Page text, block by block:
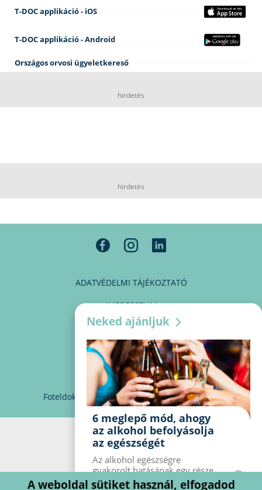
T-DOC applikáció - iOS
T-DOC applikáció - Android
Országos orvosi ügyeletkereső
hirdetés
hirdetés
ADATVÉDELMI TÁJÉKOZTATÓ
IMPRESSZUM
MÉDIAAJÁNLAT
PARTNEREINK
KAPCSOLAT
Foteldoki info@foteldoki.hu Süti beállítások
Neked ajánljuk
6 meglepő mód, ahogy
az alkohol befolyásolja
az egészségét
Az alkohol egészségre
gyakorolt ​​hatásának egy része
jól ismert, mások azonban
A weboldal sütiket használ, elfogadod